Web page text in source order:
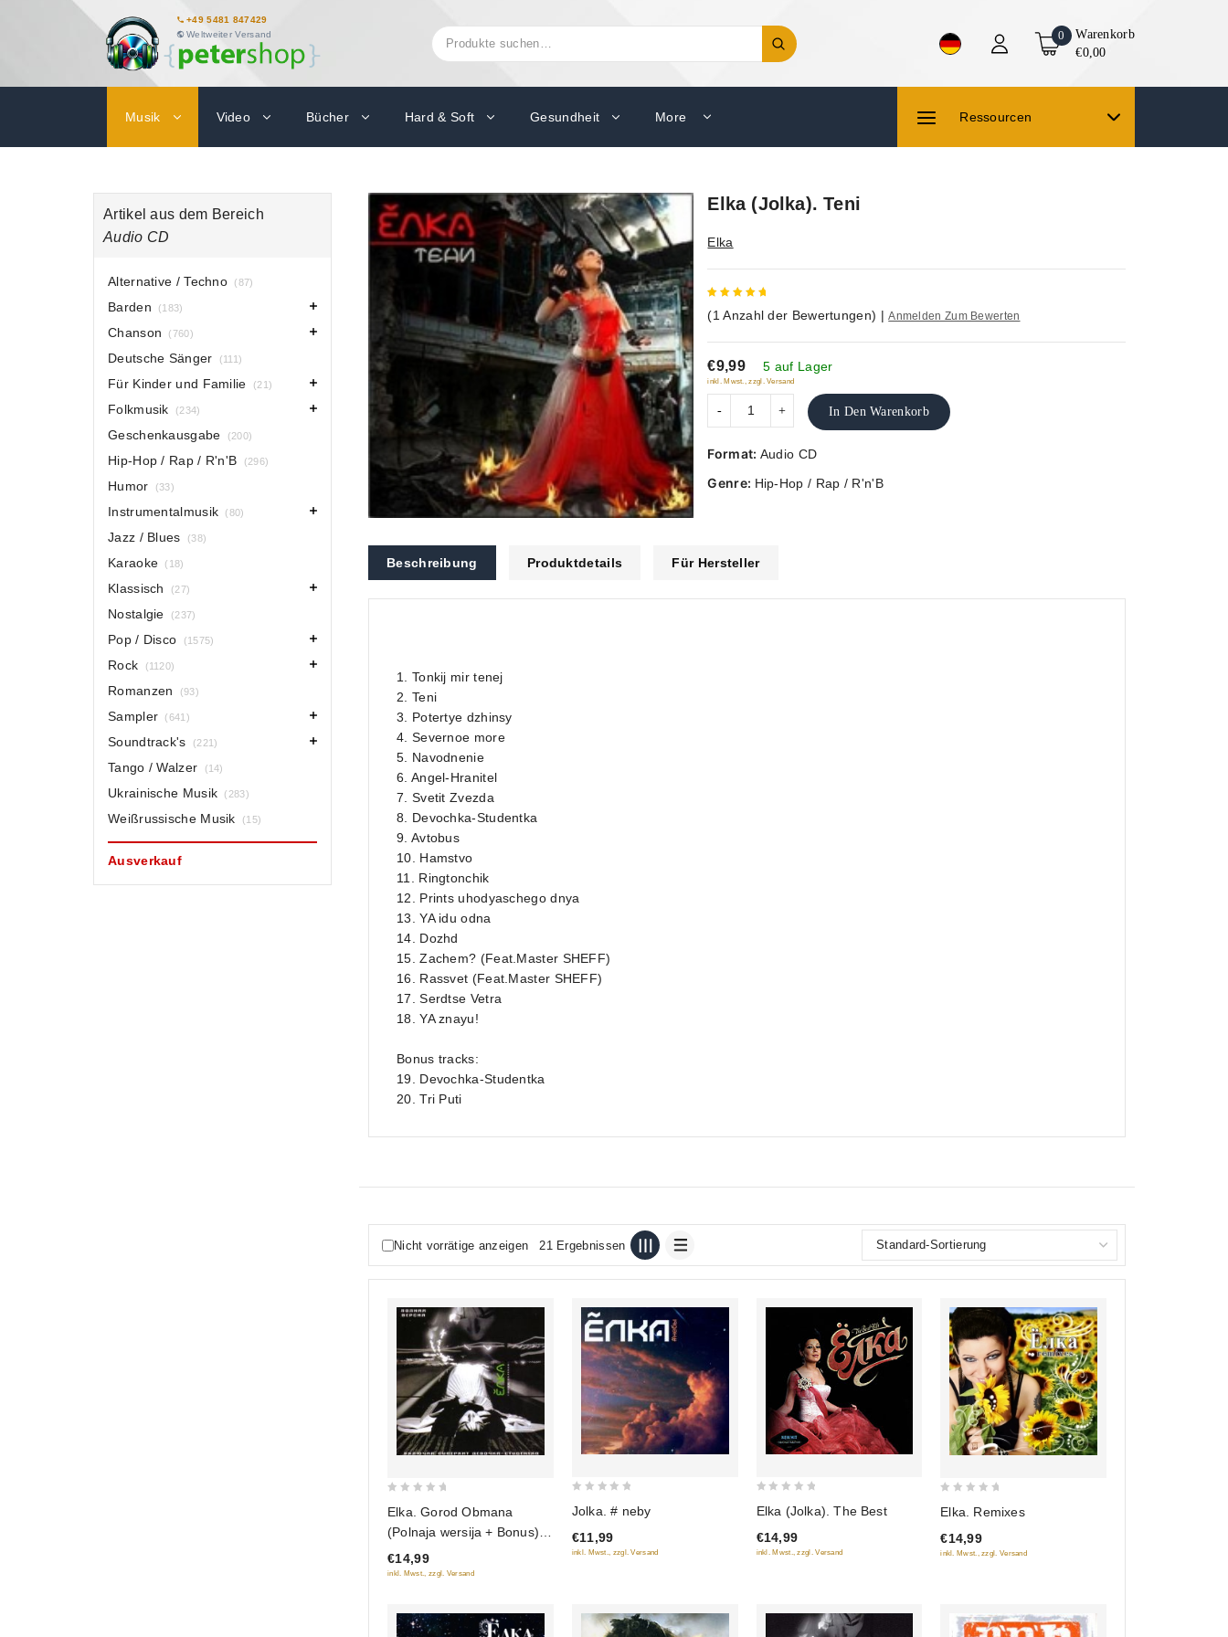
+49 5481 847429
Weltweiter Versand
Suchen
nach:
0
Warenkorb
€0,00
Musik Video Bücher Hard & Soft Gesundheit More Ressourcen
Elka (Jolka). Teni
Elka
5
(1 Anzahl der Bewertungen) | Anmelden Zum Bewerten
€9,99 5 auf Lager
inkl. Mwst., zzgl. Versand
In Den Warenkorb
Format: Audio CD
Genre: Hip-Hop / Rap / R'n'B
Beschreibung Produktdetails Für Hersteller
1. Tonkij mir tenej
2. Teni
3. Potertye dzhinsy
4. Severnoe more
5. Navodnenie
6. Angel-Hranitel
7. Svetit Zvezda
8. Devochka-Studentka
9. Avtobus
10. Hamstvo
11. Ringtonchik
12. Prints uhodyaschego dnya
13. YA idu odna
14. Dozhd
15. Zachem? (Feat.Master SHEFF)
16. Rassvet (Feat.Master SHEFF)
17. Serdtse Vetra
18. YA znayu!
Bonus tracks:
19. Devochka-Studentka
20. Tri Puti
Nicht vorrätige anzeigen 21 Ergebnissen
of
5
Elka. Gorod Obmana
(Polnaja wersija + Bonus)
(2006)
€14,99
inkl. Mwst., zzgl. Versand
of
5
Jolka. # neby
€11,99
inkl. Mwst., zzgl. Versand
of
5
Elka (Jolka). The Best
€14,99
inkl. Mwst., zzgl. Versand
of
5
Elka. Remixes
€14,99
inkl. Mwst., zzgl. Versand
Artikel aus dem Bereich
Audio CD
Alternative / Techno (87)
Barden (183)
Chanson (760)
Deutsche Sänger (111)
Für Kinder und Familie (21)
Folkmusik (234)
Geschenkausgabe (200)
Hip-Hop / Rap / R'n'B (296)
Humor (33)
Instrumentalmusik (80)
Jazz / Blues (38)
Karaoke (18)
Klassisch (27)
Nostalgie (237)
Pop / Disco (1575)
Rock (1120)
Romanzen (93)
Sampler (641)
Soundtrack's (221)
Tango / Walzer (14)
Ukrainische Musik (283)
Weißrussische Musik (15)
Ausverkauf